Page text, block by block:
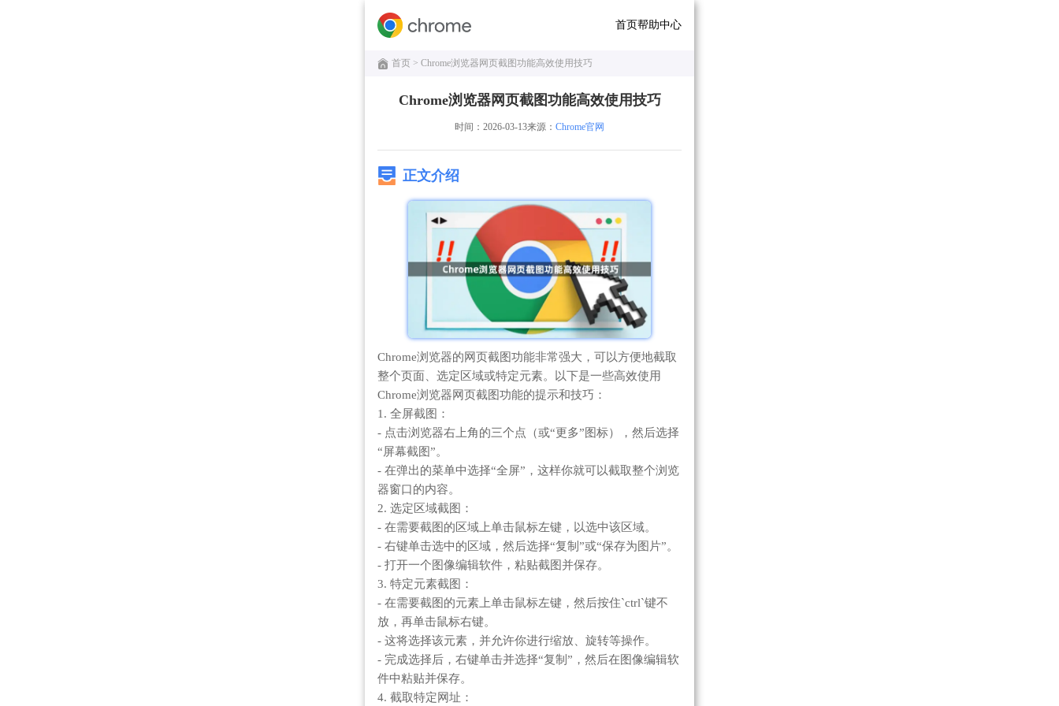
首页帮助中心
首页 > Chrome浏览器网页截图功能高效使用技巧
Chrome浏览器网页截图功能高效使用技巧
时间：2026-03-13来源： Chrome官网
正文介绍
Chrome浏览器的网页截图功能非常强大，可以方便地截取
整个页面、选定区域或特定元素。以下是一些高效使用
Chrome浏览器网页截图功能的提示和技巧：
1. 全屏截图：
- 点击浏览器右上角的三个点（或“更多”图标），然后选择
“屏幕截图”。
- 在弹出的菜单中选择“全屏”，这样你就可以截取整个浏览
器窗口的内容。
2. 选定区域截图：
- 在需要截图的区域上单击鼠标左键，以选中该区域。
- 右键单击选中的区域，然后选择“复制”或“保存为图片”。
- 打开一个图像编辑软件，粘贴截图并保存。
3. 特定元素截图：
- 在需要截图的元素上单击鼠标左键，然后按住`ctrl`键不
放，再单击鼠标右键。
- 这将选择该元素，并允许你进行缩放、旋转等操作。
- 完成选择后，右键单击并选择“复制”，然后在图像编辑软
件中粘贴并保存。
4. 截取特定网址：